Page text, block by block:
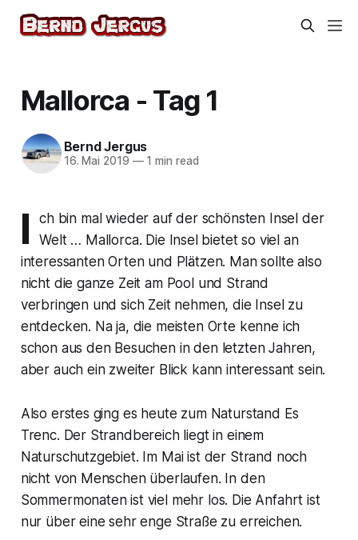
Mallorca - Tag 1
Bernd Jergus
16. Mai 2019 —1 min read
I
ch bin mal wieder auf der schönsten Insel der
Welt … Mallorca. Die Insel bietet so viel an
interessanten Orten und Plätzen. Man sollte also
nicht die ganze Zeit am Pool und Strand
verbringen und sich Zeit nehmen, die Insel zu
entdecken. Na ja, die meisten Orte kenne ich
schon aus den Besuchen in den letzten Jahren,
aber auch ein zweiter Blick kann interessant sein.
Also erstes ging es heute zum Naturstand Es
Trenc. Der Strandbereich liegt in einem
Naturschutzgebiet. Im Mai ist der Strand noch
nicht von Menschen überlaufen. In den
Sommermonaten ist viel mehr los. Die Anfahrt ist
nur über eine sehr enge Straße zu erreichen.